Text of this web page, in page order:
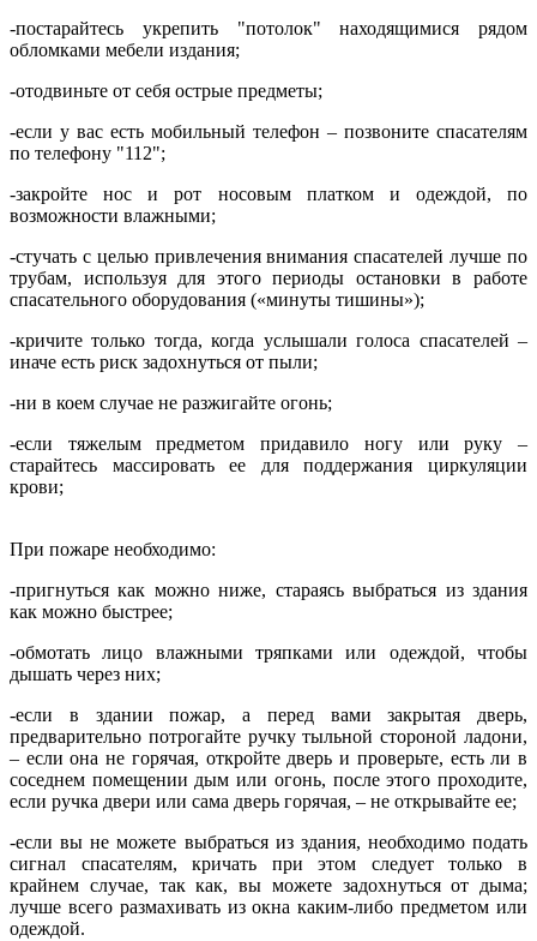
-постарайтесь укрепить "потолок" находящимися рядом
обломками ме­бели издания;
-отодвиньте от себя острые предметы;
-если у вас есть мобильный телефон – позвоните спасателям
по те­лефону "112";
-закройте нос и рот носовым платком и одеждой, по
возможности влаж­ными;
-стучать с целью привлечения внимания спасателей лучше по
тру­бам, используя для этого периоды остановки в работе
спасательного оборудования («минуты тишины»);
-кричите только тогда, когда услышали голоса спасателей –
иначе есть риск задохнуться от пыли;
-ни в коем случае не разжигайте огонь;
-если тяжелым предметом придавило ногу или руку –
старайтесь массиро­вать ее для поддержания циркуляции
крови;
При пожаре необходимо:
-пригнуться как можно ниже, стараясь выбраться из здания
как мож­но бы­стрее;
-обмотать лицо влажными тряпками или одеждой, чтобы
дышать че­рез них;
-если в здании пожар, а перед вами закрытая дверь,
предваритель­но потро­гайте ручку тыльной стороной ладони,
– если она не горя­чая, откройте дверь и проверьте, есть ли в
соседнем помещении дым или огонь, после этого проходите,
если ручка двери или сама дверь горячая, – не открывайте ее;
-если вы не можете выбраться из здания, необходимо подать
сигнал спасателям, кричать при этом следует только в
крайнем случае, так как, вы можете задохнуться от дыма;
лучше всего размахивать из окна каким-либо предметом или
одеждой.